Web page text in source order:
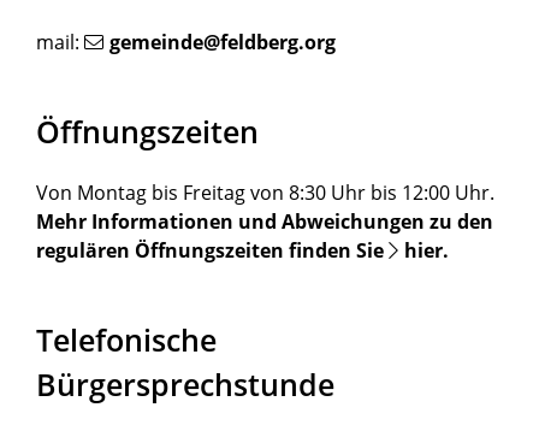
mail: gemeinde@feldberg.org
Öffnungszeiten
Von Montag bis Freitag von 8:30 Uhr bis 12:00 Uhr.
Mehr Informationen und Abweichungen zu den
regulären Öffnungszeiten finden Sie
hier.
Telefonische
Bürgersprechstunde